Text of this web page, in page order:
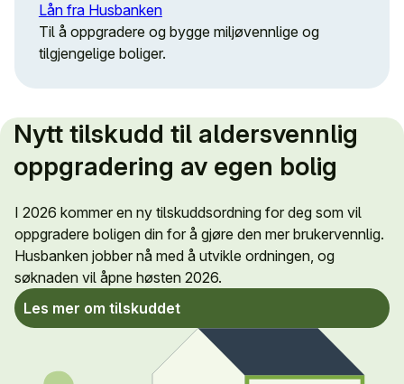
Lån fra Husbanken
Til å oppgradere og bygge miljøvennlige og
tilgjengelige boliger.
Nytt tilskudd til aldersvennlig
oppgradering av egen bolig
I 2026 kommer en ny tilskuddsordning for deg som vil
oppgradere boligen din for å gjøre den mer brukervennlig.
Husbanken jobber nå med å utvikle ordningen, og
søknaden vil åpne høsten 2026.
Les mer om tilskuddet